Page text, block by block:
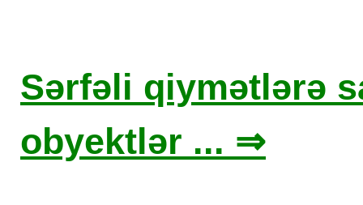
Sərfəli qiymətlərə
obyektlər ... ⇒